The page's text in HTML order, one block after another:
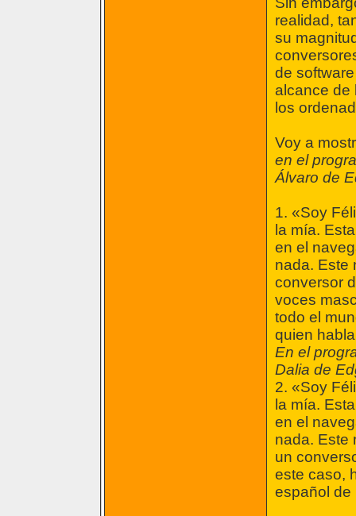
realidad,
su
de
alcance de
los
Voy a
en el
Álvaro de
1. «Soy
la mía.
en el
nada. Este
conversor
voces
todo el
quien
En el
Dalia de
2. «Soy
la mía.
en el
nada. Este
un
este caso,
español de